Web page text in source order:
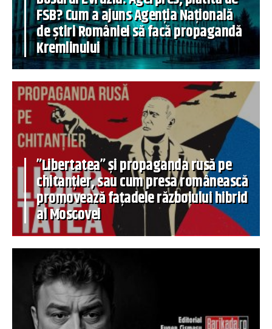
FSB? Cum a ajuns Agenția Națională
de știri României să facă propagandă
Kremlinului
”Libertatea” și propaganda rusă pe
chitanțier, sau cum presa românească
promovează fațadele războiului hibrid
al Moscovei